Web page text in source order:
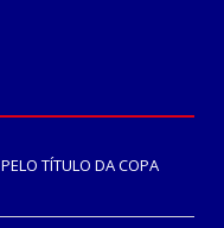
TÍTULO DA COPA